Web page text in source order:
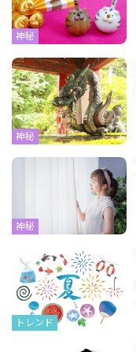
神秘
神秘
神秘
トレンド